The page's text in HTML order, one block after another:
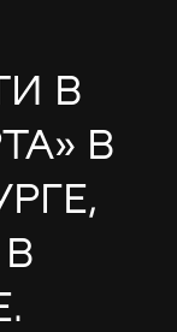
В
В